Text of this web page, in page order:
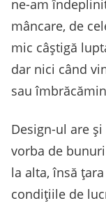
ne-am
mâncare, de
mic câștigă
dar nici când
sau
Design-ul are
vorba de
la alta, însă
condițiile de